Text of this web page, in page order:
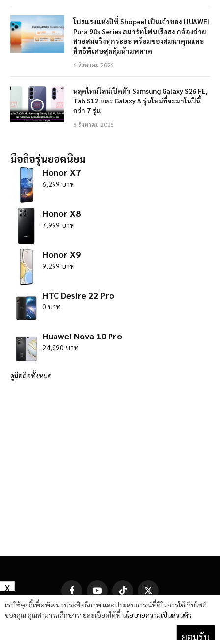
โปรแรงแห่งปีที่ Shopee! เป็นเจ้าของ HUAWEI
Pura 90s Series สมาร์ทโฟนเรือธง กล้องถ่าย
สวยสมจริงทุกระยะ พร้อมของสมนาคุณและ
สิทธิพิเศษสุดคุ้มห้ามพลาด
6 สิงหาคม 2026
หลุดไทม์ไลน์เปิดตัว Samsung Galaxy S26 FE,
Tab S12 และ Galaxy A รุ่นใหม่ที่จะมาในปีนี้
กว่า 7 รุ่น
6 สิงหาคม 2026
มือถือรุ่นยอดนิยม
Honor X7
6,299 บาท
Honor X8
7,999 บาท
Honor X9
9,299 บาท
HTC Desire 22 Pro
0 บาท
Huawei Nova 10 Pro
24,990 บาท
ดูมือถือทั้งหมด
FacebookYouTube TikTok
X
(Twitter)
เราใช้คุกกี้เพื่อพัฒนาประสิทธิภาพ และประสบการณ์ที่ดีในการใช้เว็บไซต์
ของคุณ คุณสามารถศึกษารายละเอียดได้ที่ นโยบายความเป็นส่วนตัว
ยอมรับ
X